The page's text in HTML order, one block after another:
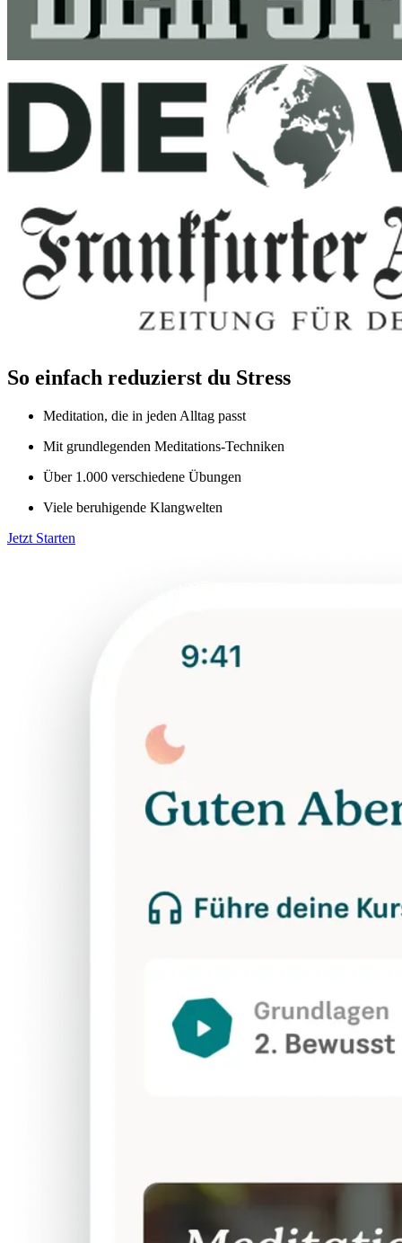
So einfach reduzierst du Stress
Meditation, die in jeden Alltag passt
Mit grundlegenden Meditations-Techniken
Über 1.000 verschiedene Übungen
Viele beruhigende Klangwelten
Jetzt Starten